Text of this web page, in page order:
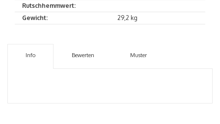
Rutschhemmwert:
Gewicht:
29,2 kg
Info Bewerten Muster